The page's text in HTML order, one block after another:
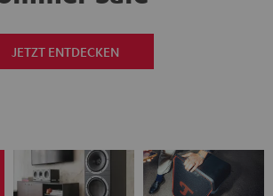
JETZT ENTDECKEN